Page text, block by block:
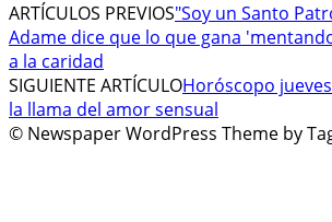
ARTÍCULOS PREVIOS"Soy un Santo
Adame dice que lo que gana
a la caridad
SIGUIENTE ARTÍCULOHoróscopo
la llama del amor sensual
© Newspaper WordPress Theme by